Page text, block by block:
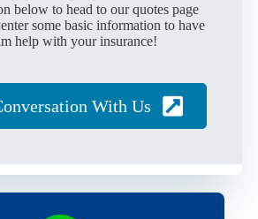
below to head to our quotes page
some basic information to have
help with your insurance!
With Us